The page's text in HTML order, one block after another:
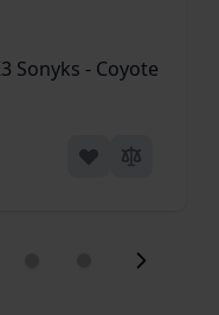
Sonyks - Coyote